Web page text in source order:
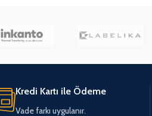
Kredi Kartı ile Ödeme
Vade farkı uygulanır.